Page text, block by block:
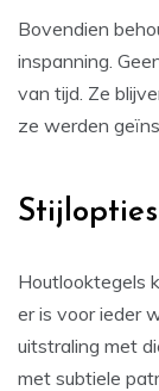
Bovendien
inspanning.
van tijd. Ze
ze werden
Houtlooktegels
er is voor ieder
uitstraling met
met subtiele